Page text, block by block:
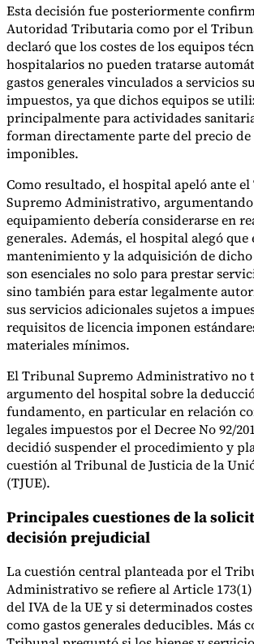
Esta decisión fue posteriormente
Autoridad Tributaria como por el
declaró que los costes de los equipos
hospitalarios no pueden tratarse
gastos generales vinculados a servicios
impuestos, ya que dichos equipos se
principalmente para actividades
forman directamente parte del precio de
imponibles.
Como resultado, el hospital apeló ante
Supremo Administrativo, argumentando
equipamiento debería considerarse en
generales. Además, el hospital alegó que
mantenimiento y la adquisición de
son esenciales no solo para prestar
sino también para estar legalmente
sus servicios adicionales sujetos a
requisitos de licencia imponen
materiales mínimos.
El Tribunal Supremo Administrativo no
argumento del hospital sobre la
fundamento, en particular en relación
legales impuestos por el Decree No 92/
decidió suspender el procedimiento y
cuestión al Tribunal de Justicia de la
(TJUE).
Principales cuestiones de la
decisión prejudicial
La cuestión central planteada por el
Administrativo se refiere al Article
del IVA de la UE y si determinados
como gastos generales deducibles. Más